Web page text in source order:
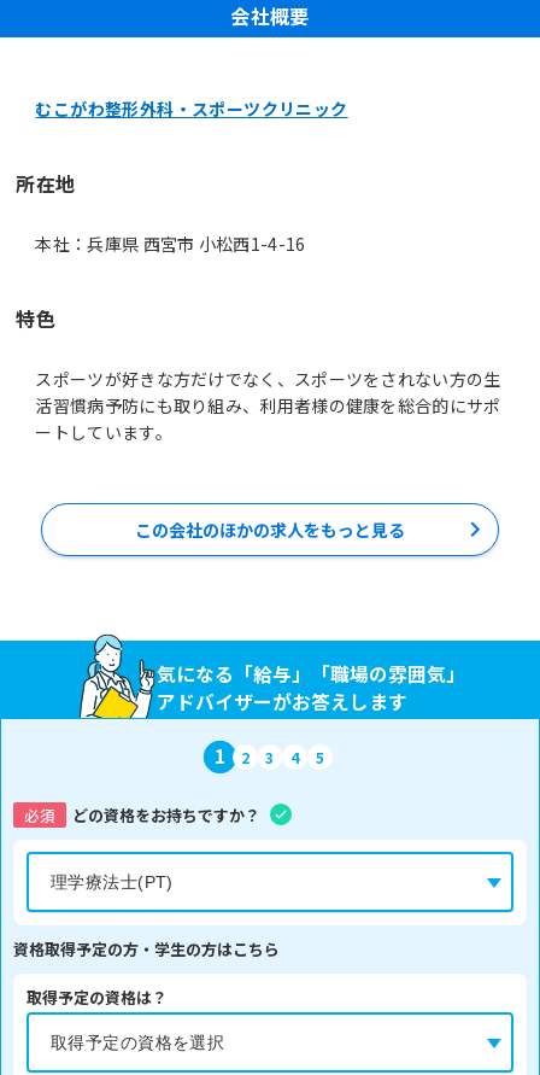
会社概要
むこがわ整形外科・スポーツクリニック
所在地
本社：兵庫県 西宮市 小松西1-4-16
特色
スポーツが好きな方だけでなく、スポーツをされない方の生
活習慣病予防にも取り組み、利用者様の健康を総合的にサポ
ートしています。
この会社のほかの求人をもっと見る
気になる「給与」「職場の雰囲気」
アドバイザーがお答えします
1 2 3 4 5
必須 どの資格をお持ちですか？
資格取得予定の方・学生の方はこちら
取得予定の資格は？